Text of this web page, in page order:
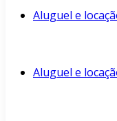
Aluguel e
Aluguel e